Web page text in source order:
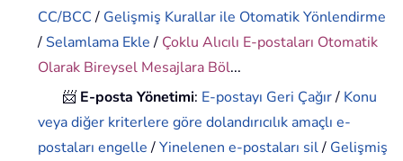
CC/BCC/ Gelişmiş Kurallar ile Otomatik Yönlendirme
/ Selamlama Ekle/ Çoklu Alıcılı E-postaları Otomatik
Olarak Bireysel Mesajlara Böl...
📨 E-posta Yönetimi: E-postayı Geri Çağır/ Konu
veya diğer kriterlere göre dolandırıcılık amaçlı e-
postaları engelle/Yinelenen e-postaları sil/ Gelişmiş